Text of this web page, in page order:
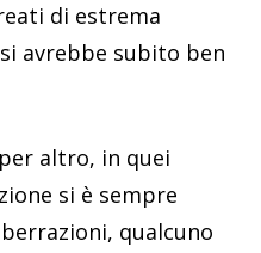
di estrema
avrebbe subito ben
altro, in quei
si è sempre
qualcuno